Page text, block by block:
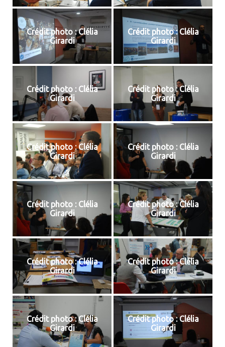
Crédit photo : Clélia
Girardi
Crédit photo : Clélia
Girardi
Crédit photo : Clélia
Girardi
Crédit photo : Clélia
Girardi
Crédit photo : Clélia
Girardi
Crédit photo : Clélia
Girardi
Crédit photo : Clélia
Girardi
Crédit photo : Clélia
Girardi
Crédit photo : Clélia
Girardi
Crédit photo : Clélia
Girardi
Crédit photo : Clélia
Girardi
Crédit photo : Clélia
Girardi